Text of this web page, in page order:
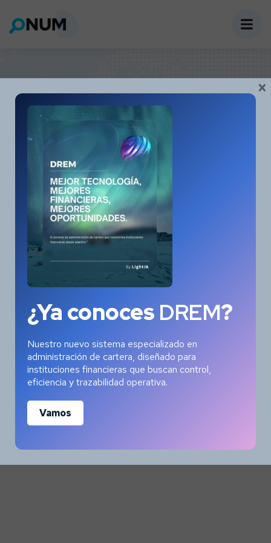
Portfolio Carousel 2
Portfolio Carousel 2
OUR PROJECTS
View Some of Our
Worksand Case
Studies for Clients
¿Ya conoces DREM?
Nuestro nuevo sistema especializado en
administración de cartera, diseñado para
instituciones financieras que buscan control,
eficiencia y trazabilidad operativa.
Vamos
×